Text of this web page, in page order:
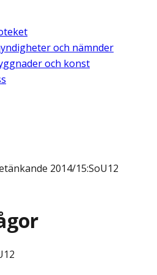
och nämnder
och konst
2014/15:SoU12